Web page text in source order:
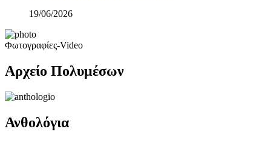
19/06/2026
Φωτογραφίες-Video
Αρχείο Πολυμέσων
Ανθολόγια